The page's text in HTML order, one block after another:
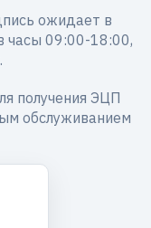
ожидает в
часы 09:00-18:00,
получения ЭЦП
обслуживанием